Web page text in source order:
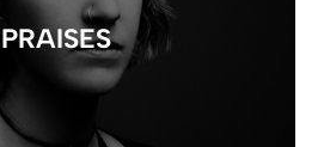
PRAISES